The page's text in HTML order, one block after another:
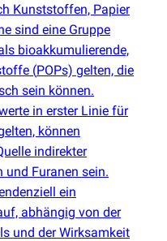
Kunststoffen, Papier
sind eine Gruppe
bioakkumulierende,
(POPs) gelten, die
sein können.
in erster Linie für
können
indirekter
und Furanen sein.
ein
abhängig von der
und der Wirksamkeit